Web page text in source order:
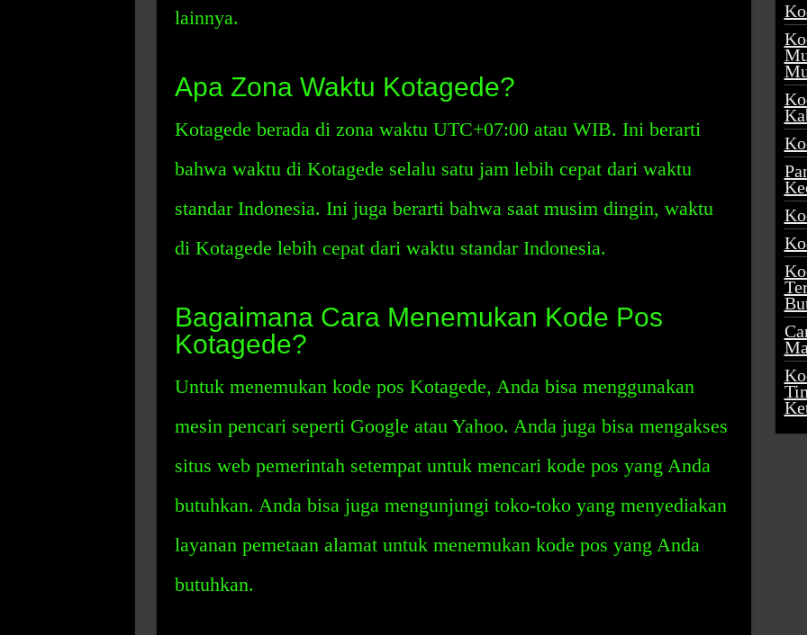
lainnya.
Apa Zona Waktu Kotagede?
Kotagede berada di zona waktu UTC+07:00 atau WIB. Ini berarti
bahwa waktu di Kotagede selalu satu jam lebih cepat dari waktu
standar Indonesia. Ini juga berarti bahwa saat musim dingin, waktu
di Kotagede lebih cepat dari waktu standar Indonesia.
Bagaimana Cara Menemukan Kode Pos
Kotagede?
Untuk menemukan kode pos Kotagede, Anda bisa menggunakan
mesin pencari seperti Google atau Yahoo. Anda juga bisa mengakses
situs web pemerintah setempat untuk mencari kode pos yang Anda
butuhkan. Anda bisa juga mengunjungi toko-toko yang menyediakan
layanan pemetaan alamat untuk menemukan kode pos yang Anda
butuhkan.